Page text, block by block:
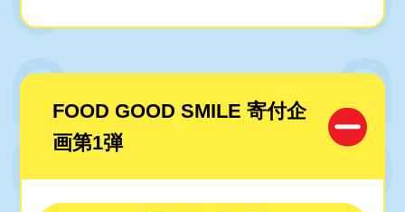
FOOD GOOD SMILE 寄付企
画第1弾